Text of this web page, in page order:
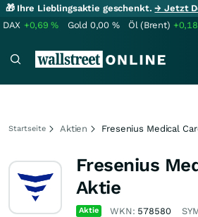
🎁 Ihre Lieblingsaktie geschenkt.→ Jetzt
DAX +0,69% Gold 0,00 % Öl (Brent)
Startseite Aktien Fresenius Medical
Fresenius
Aktie
Aktie WKN: 578580